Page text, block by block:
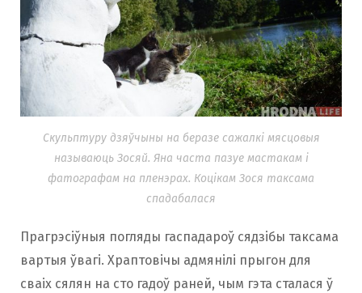
Скульптуру дзяўчыны на беразе сажалкі мясцовыя
называюць Зосяй. Яна часта пазуе мастакам і
фатографам на пленэрах. Коцікам Зося таксама
спадабалася
Прагрэсіўныя погляды гаспадароў сядзібы таксама
вартыя ўвагі. Храптовічы адмянілі прыгон для
сваіх сялян на сто гадоў раней, чым гэта сталася ў